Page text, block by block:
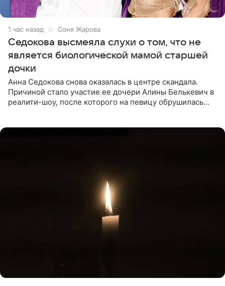
1 час назад Соня Жарова
Седокова высмеяла слухи о том, что не
является биологической мамой старшей
дочки
Анна Седокова снова оказалась в центре скандала.
Причиной стало участие ее дочери Алины Белькевич в
реалити-шоу, после которого на певицу обрушилась